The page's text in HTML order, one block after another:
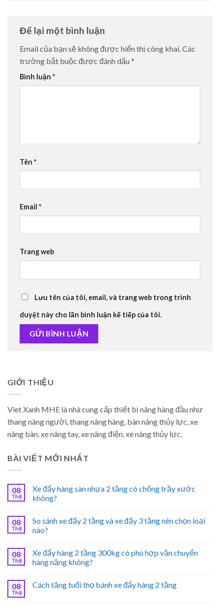
Để lại một bình luận
Email của bạn sẽ không được hiển thị công khai.Các
trường bắt buộc được đánh dấu *
Bình luận *
Tên *
Email *
Trang web
Lưu tên của tôi, email, và trang web trong trình
duyệt này cho lần bình luận kế tiếp của tôi.
GIỚI THIỆU
Viet Xanh MHE là nhà cung cấp thiết bị nâng hàng đầu như
thang nâng người, thang nâng hàng, bàn nâng thủy lực, xe
nâng bàn, xe nâng tay, xe nâng điện, xe nâng thủy lực.
BÀI VIẾT MỚI NHẤT
08
Th8
Xe đẩy hàng sàn nhựa 2 tầng có chống trầy xước
không?
08
Th8
So sánh xe đẩy 2 tầng và xe đẩy 3 tầng nên chọn loại
nào?
08
Th8
Xe đẩy hàng 2 tầng 300kg có phù hợp vận chuyển
hàng nặng không?
08
Th8
Cách tăng tuổi thọ bánh xe đẩy hàng 2 tầng